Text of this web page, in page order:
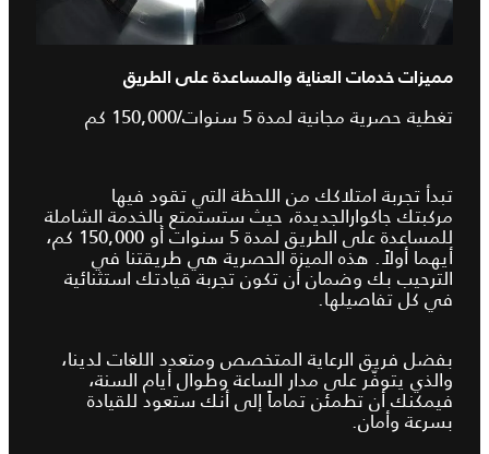
مميزات خدمات العناية والمساعدة على الطريق
تغطية حصرية مجانية لمدة 5 سنوات/150,000 كم
تبدأ تجربة امتلاكك من اللحظة التي تقود فيها
مركبتك جاكوارالجديدة، حيث ستستمتع بالخدمة الشاملة
للمساعدة على الطريق لمدة 5 سنوات أو 150,000 كم،
أيهما أولاً. هذه الميزة الحصرية هي طريقتنا في
الترحيب بك وضمان أن تكون تجربة قيادتك استثنائية
في كل تفاصيلها.
بفضل فريق الرعاية المتخصص ومتعدد اللغات لدينا،
والذي يتوفّر على مدار الساعة وطوال أيام السنة،
فيمكنك أن تطمئن تماماً إلى أنك ستعود للقيادة
بسرعة وأمان.